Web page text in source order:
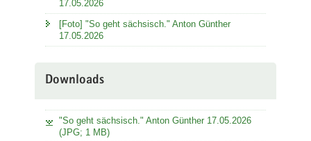
17.05.2026
[Foto] "So geht sächsisch." Anton Günther
17.05.2026
Downloads
"So geht sächsisch." Anton Günther 17.05.2026
(JPG; 1 MB)